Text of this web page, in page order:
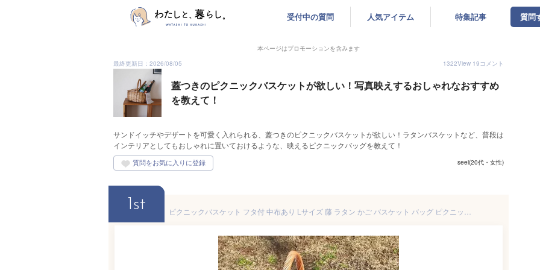
受付中の質問 人気アイテム 特集記事 質問
本ページはプロモーションを含みます
最終更新日：2026/08/05
1322View 19コメント
蓋つきのピクニックバスケットが欲しい！写真映えするおしゃれなおすすめ
を教えて！
サンドイッチやデザートを可愛く入れられる、蓋つきのピクニックバスケットが欲しい！ラタンバスケットなど、普段は
インテリアとしてもおしゃれに置いておけるような、映えるピクニックバッグを教えて！
seei(20代・女性)
1st